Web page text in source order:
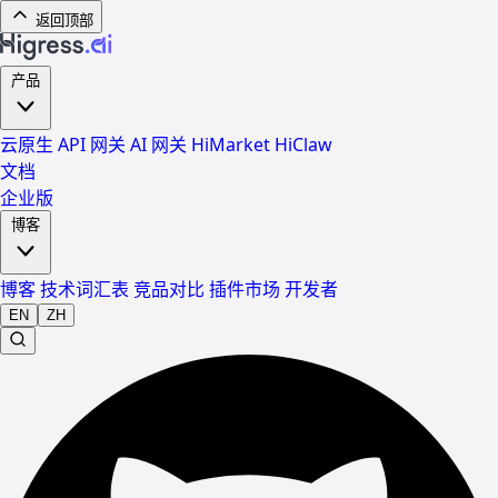
返回顶部
云原生 API 网关 AI 网关 HiMarket HiClaw
文档
企业版
博客技术词汇表 竞品对比 插件市场 开发者
EN ZH